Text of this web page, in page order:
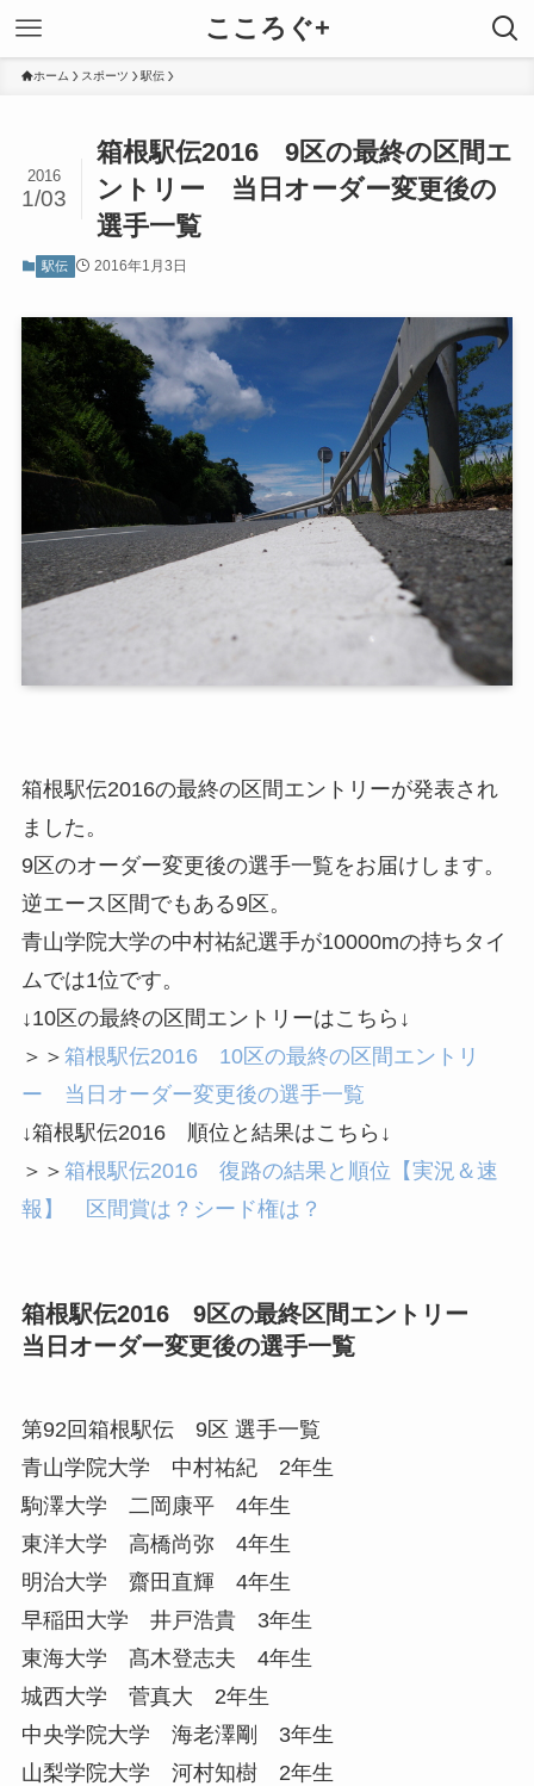
こころぐ+
ホーム スポーツ 駅伝
箱根駅伝2016 9区の最終の区間エ
ントリー 当日オーダー変更後の
選手一覧
2016
1/03
駅伝 2016年1月3日
箱根駅伝2016の最終の区間エントリーが発表され
ました。
9区のオーダー変更後の選手一覧をお届けします。
逆エース区間でもある9区。
青山学院大学の中村祐紀選手が10000mの持ちタイ
ムでは1位です。
↓10区の最終の区間エントリーはこちら↓
＞＞ 箱根駅伝2016 10区の最終の区間エントリ
ー 当日オーダー変更後の選手一覧
↓箱根駅伝2016 順位と結果はこちら↓
＞＞ 箱根駅伝2016 復路の結果と順位【実況＆速
報】 区間賞は？シード権は？
箱根駅伝2016 9区の最終区間エントリー
当日オーダー変更後の選手一覧
第92回箱根駅伝 9区 選手一覧
青山学院大学 中村祐紀 2年生
駒澤大学 二岡康平 4年生
東洋大学 高橋尚弥 4年生
明治大学 齋田直輝 4年生
早稲田大学 井戸浩貴 3年生
東海大学 髙木登志夫 4年生
城西大学 菅真大 2年生
中央学院大学 海老澤剛 3年生
山梨学院大学 河村知樹 2年生